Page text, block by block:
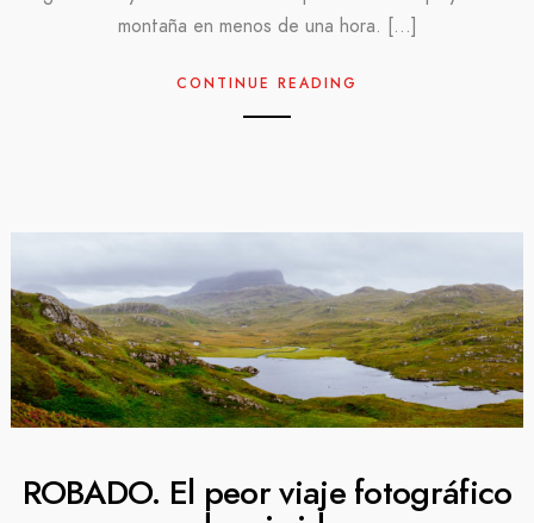
montaña en menos de una hora. […]
CONTINUE READING
ROBADO. El peor viaje fotográfico